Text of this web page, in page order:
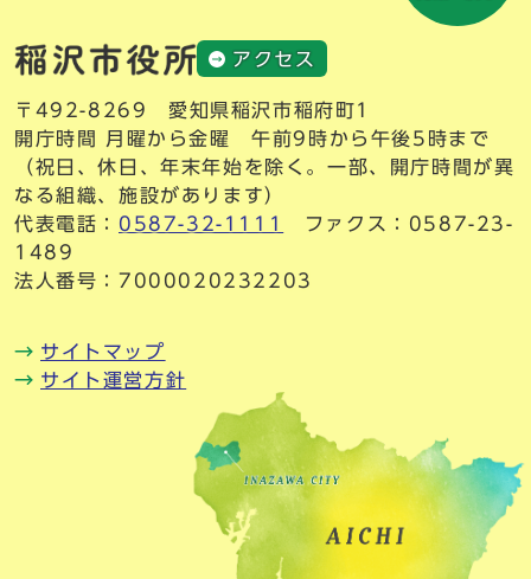
アクセス
〒492-8269 愛知県稲沢市稲府町1
開庁時間 月曜から金曜 午前9時から午後5時まで
（祝日、休日、年末年始を除く。一部、開庁時間が異
なる組織、施設があります）
代表電話： 0587-32-1111
ファクス：0587-23-
1489
法人番号：7000020232203
サイトマップ
サイト運営方針